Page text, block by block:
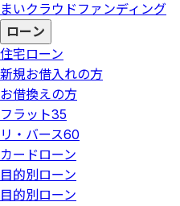
まいクラウドファンディング
ローン
住宅ローン
新規お借入れの方
お借換えの方
フラット35
リ・バース60
カードローン
目的別ローン
目的別ローン